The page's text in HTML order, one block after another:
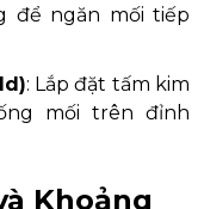
để ngăn mối tiếp
: Lắp đặt tấm kim
mối trên đỉnh
Khoảng